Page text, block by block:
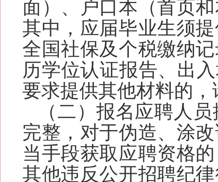
面）、户口本（首页
其中，应届毕业生须
全国社保及个税缴纳
历学位认证报告、出
要求提供其他材料的
（二） 报名应聘人
完整，对于伪造、涂
当手段获取应聘资格
其他违反公开招聘纪